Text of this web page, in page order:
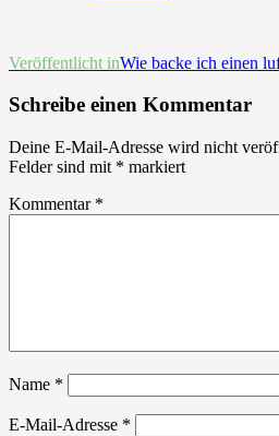
Beitrags-
Veröffentlicht inWie backe ich einen
Schreibe einen Kommentar
Deine E-Mail-Adresse wird nicht
Felder sind mit * markiert
Kommentar *
Name *
E-Mail-Adresse *